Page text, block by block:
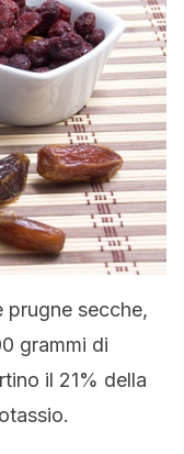
prugne secche,
grammi di
il 21% della